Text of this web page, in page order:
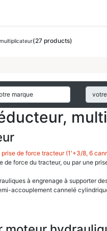
(27 products)
prise de force tracteur (1'+3/8, 6
de force du tracteur, ou par une
à engrenage à supporter
accouplement cannelé